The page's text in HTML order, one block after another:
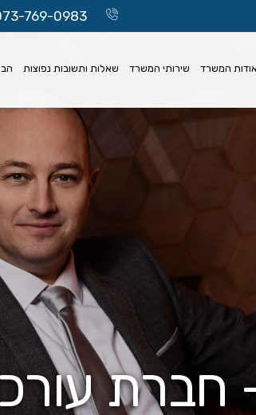
769-0983
אודות המשרד שירותי המשרד שאלות ותשובות נפוצות